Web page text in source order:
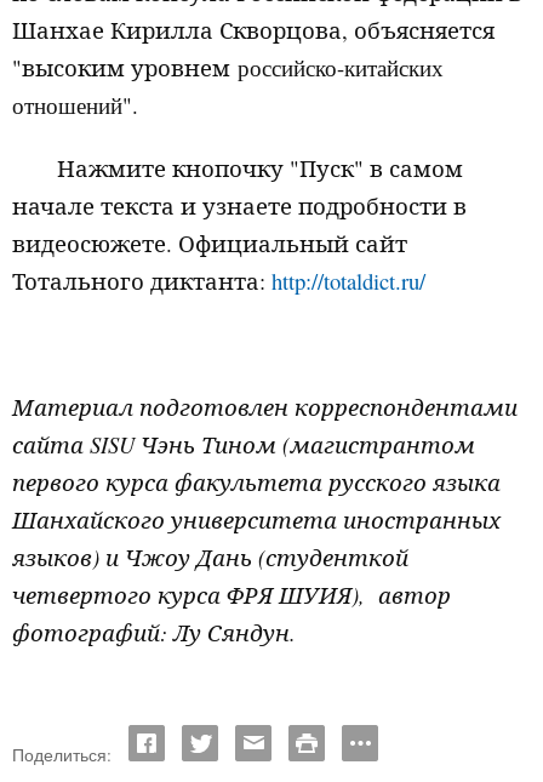
Шанхае Кирилла Скворцова, объясняется
"высоким уровнем российско-китайских
отношений".
Нажмите кнопочку "Пуск" в самом
начале текста и узнаете подробности в
видеосюжете. Официальный сайт
Тотального диктанта: http://totaldict.ru/
Материал подготовлен корреспондентами
сайта SISU Чэнь Тином (магистрантом
первого курса факультета русского языка
Шанхайского университета иностранных
языков) и Чжоу Дань (студенткой
четвертого курса ФРЯ ШУИЯ), автор
фотографий: Лу Сяндун.
Поделиться: